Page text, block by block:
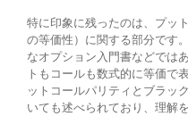
特に印象に残ったのは、プッ
の等価性）に関する部分です
なオプション入門書などでは
トもコールも数式的に等価で
ットコールパリティとブラッ
いても述べられており、理解